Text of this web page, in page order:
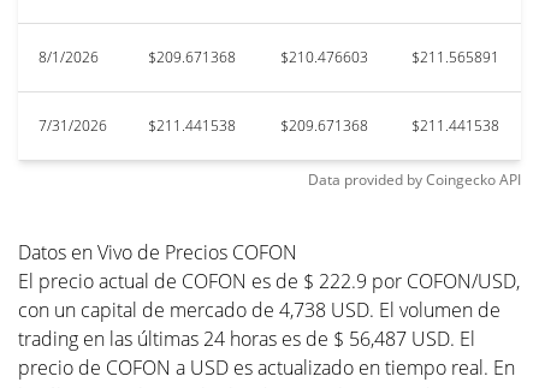
8/1/2026 $209.671368 $210.476603 $211.565891
7/31/2026 $211.441538 $209.671368 $211.441538
Data provided byCoingeckoAPI
Datos en Vivo de Precios COFON
El precio actual de COFON es de $ 222.9 por COFON/USD,
con un capital de mercado de 4,738 USD. El volumen de
trading en las últimas 24 horas es de $ 56,487 USD. El
precio de COFON a USD es actualizado en tiempo real. En